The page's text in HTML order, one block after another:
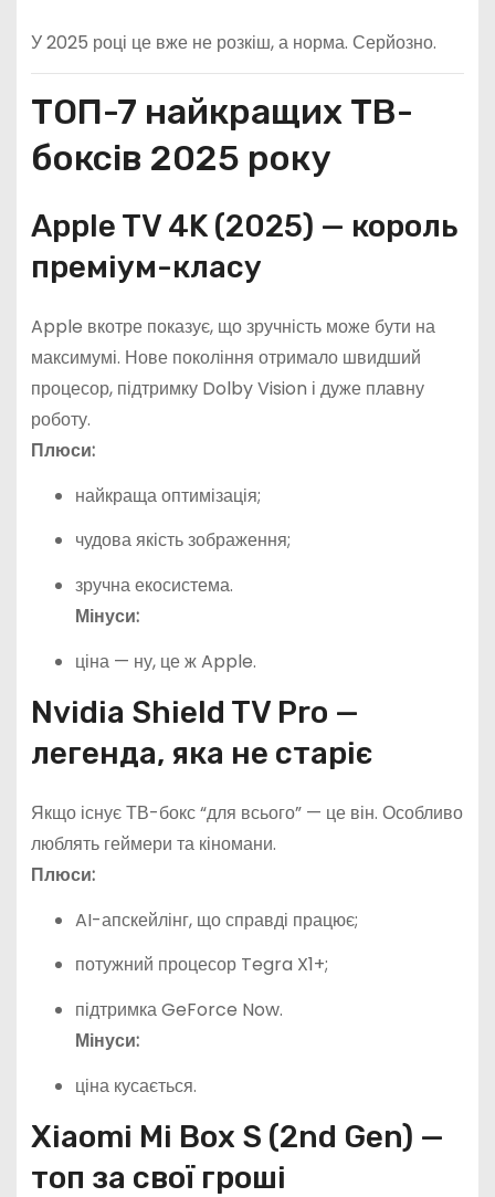
У 2025 році це вже не розкіш, а норма. Серйозно.
ТОП-7 найкращих ТВ-
боксів 2025 року
Apple TV 4K (2025) — король
преміум-класу
Apple вкотре показує, що зручність може бути на
максимумі. Нове покоління отримало швидший
процесор, підтримку Dolby Vision і дуже плавну
роботу.
Плюси:
найкраща оптимізація;
чудова якість зображення;
зручна екосистема.
Мінуси:
ціна — ну, це ж Apple.
Nvidia Shield TV Pro —
легенда, яка не старіє
Якщо існує ТВ-бокс “для всього” — це він. Особливо
люблять геймери та кіномани.
Плюси:
AI-апскейлінг, що справді працює;
потужний процесор Tegra X1+;
підтримка GeForce Now.
Мінуси:
ціна кусається.
Xiaomi Mi Box S (2nd Gen) —
топ за свої гроші